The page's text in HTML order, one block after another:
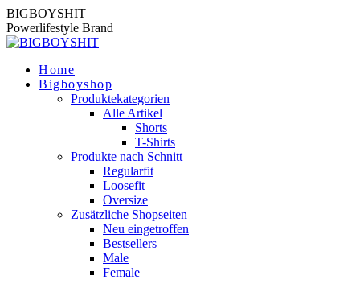
Zum
Inhalt
springen
BIGBOYSHIT
Powerlifestyle Brand
Home
Bigboyshop
Produktekategorien
Alle Artikel
Shorts
T-Shirts
Produkte nach Schnitt
Regularfit
Loosefit
Oversize
Zusätzliche Shopseiten
Neu eingetroffen
Bestsellers
Male
Female